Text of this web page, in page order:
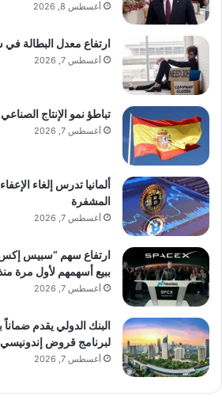
أغسطس 8, 2026
ارتفاع معدل البطالة
أغسطس 7, 2026
تباطؤ نمو الإنتاج
أغسطس 7, 2026
ألمانيا تدرس إلغاء
المشفرة
أغسطس 7, 2026
ارتفاع سهم “سبيس
ببيع أسهمهم لأول مرة
أغسطس 7, 2026
لبرنامج قروض إندونيسي
أغسطس 7, 2026